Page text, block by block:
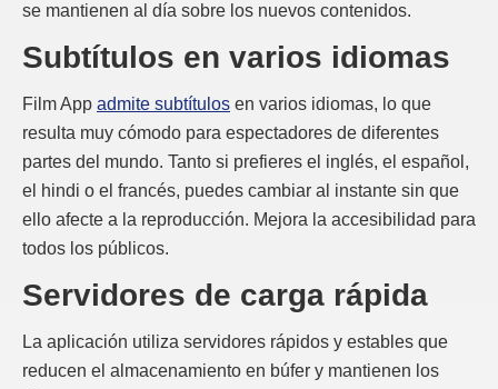
se mantienen al día sobre los nuevos contenidos.
Subtítulos en varios idiomas
Film App admite subtítulos en varios idiomas, lo que
resulta muy cómodo para espectadores de diferentes
partes del mundo. Tanto si prefieres el inglés, el español,
el hindi o el francés, puedes cambiar al instante sin que
ello afecte a la reproducción. Mejora la accesibilidad para
todos los públicos.
Servidores de carga rápida
La aplicación utiliza servidores rápidos y estables que
reducen el almacenamiento en búfer y mantienen los